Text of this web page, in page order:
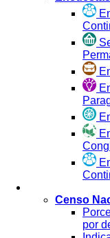
Censo
por